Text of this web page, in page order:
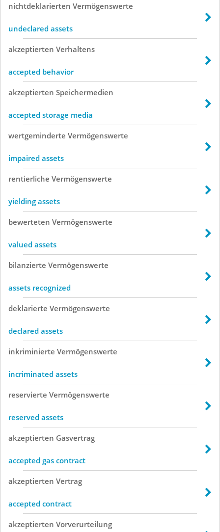
nichtdeklarierten Vermögenswerte
undeclared assets
akzeptierten Verhaltens
accepted behavior
akzeptierten Speichermedien
accepted storage media
wertgeminderte Vermögenswerte
impaired assets
rentierliche Vermögenswerte
yielding assets
bewerteten Vermögenswerte
valued assets
bilanzierte Vermögenswerte
assets recognized
deklarierte Vermögenswerte
declared assets
inkriminierte Vermögenswerte
incriminated assets
reservierte Vermögenswerte
reserved assets
akzeptierten Gasvertrag
accepted gas contract
akzeptierten Vertrag
accepted contract
akzeptierten Vorverurteilung